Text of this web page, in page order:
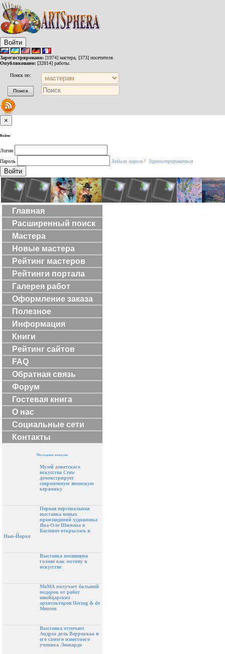
Войти
Зарегистрировано: [1974] мастера, [373] посетителя.
Опубликовано: [32814] работы.
Поиск по:
×
Войти
Логин
Пароль
Забыли пароль? Зарегистрироваться
Войти
Главная
Расширенный поиск
Мастера
Новые мастера
Рейтинг мастеров
Рейтинги портала
Галерея работ
Оформление заказа
Полезное
Информация
Книги
Рейтинг сайтов
FAQ
Обратная связь
Форум
Гостевая книга
О нас
Социальные сети
Контакты
Последние новости
Музей азиатского
искусства Crow
демонстрирует
современную японскую
керамику
Первая персональная
выставка новых
произведений художника
Яна-Оле Шимана в
Касмине открылась в
Нью-Йорке
Выставка посвящена
голове как мотиву в
искусстве
МоМА получает большой
подарок от работ
швейцарских
архитекторов Herzog & de
Meuron
Выставка отмечает
Андреа дель Верроккьо и
его самого известного
ученика Леонардо